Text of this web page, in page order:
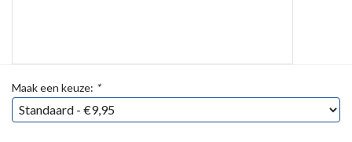
Maak een keuze: *